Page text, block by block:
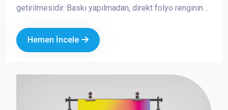
getirilmesidir. Baskı yapılmadan, direkt folyo renginin
görünüm sunar. Özellikle cam, vitrin, araç ve tabela
uygulamalarında tercih edilen folyo kesim, markanızın
Hemen İncele